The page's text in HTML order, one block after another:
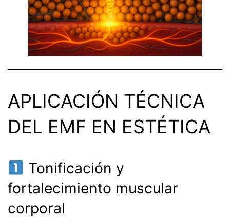
APLICACIÓN TÉCNICA
DEL EMF EN ESTÉTICA
Tonificación y
fortalecimiento muscular
corporal